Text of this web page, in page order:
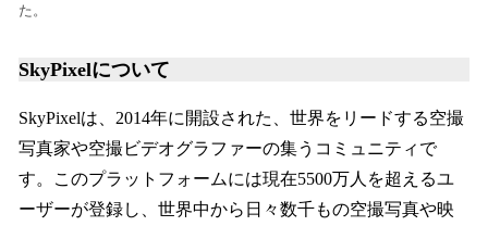
た。
SkyPixelについて
SkyPixelは、2014年に開設された、世界をリードする空撮
写真家や空撮ビデオグラファーの集うコミュニティで
す。このプラットフォームには現在5500万人を超えるユ
ーザーが登録し、世界中から日々数千もの空撮写真や映